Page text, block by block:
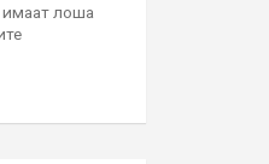
имаат лоша